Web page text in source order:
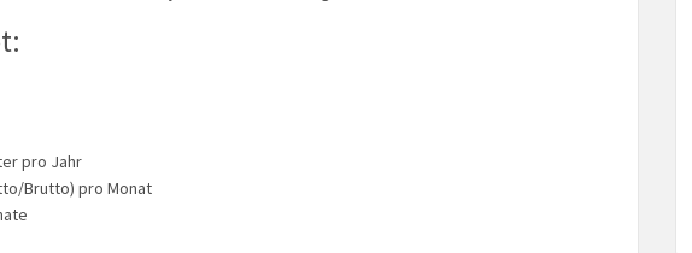
pro Jahr
Brutto) pro Monat